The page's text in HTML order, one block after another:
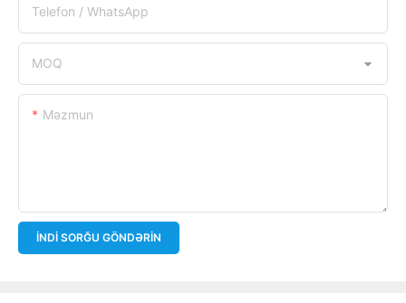
Telefon / WhatsApp
MOQ
Məzmun
İNDI SORĞU GÖNDƏRIN